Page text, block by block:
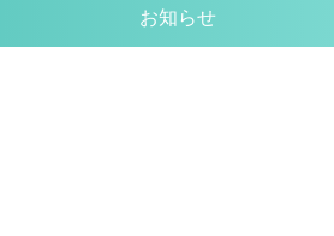
お知らせ